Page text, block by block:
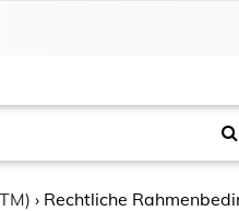
› Rechtliche